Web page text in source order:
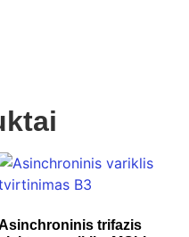
trifazis